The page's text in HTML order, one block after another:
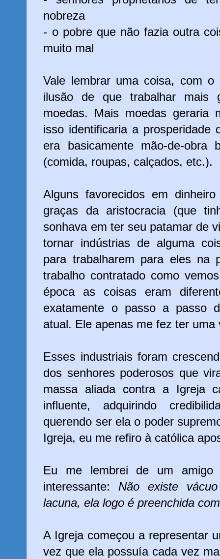
nobreza
- o pobre que não fazia outra
muito mal
Vale lembrar uma coisa, com
ilusão de que trabalhar mais
moedas. Mais moedas geraria
isso identificaria a prosperidade
era basicamente mão-de-
(comida, roupas, calçados, etc.).
Alguns favorecidos em
graças da aristocracia (que
sonhava em ter seu patamar de
tornar indústrias de alguma
para trabalharem para eles na
trabalho contratado como
época as coisas eram
exatamente o passo a passo
atual. Ele apenas me fez ter
Esses industriais foram
dos senhores poderosos que
massa aliada contra a Igreja
influente, adquirindo
querendo ser ela o poder
Igreja, eu me refiro à católica
Eu me lembrei de um
interessante: Não existe
lacuna, ela logo é preenchida
A Igreja começou a representar
vez que ela possuía cada vez